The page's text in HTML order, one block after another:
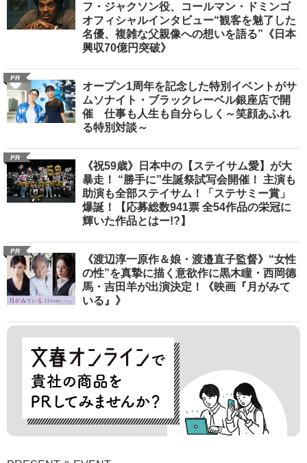
フ・ジャクソン役、コールマン・ドミンゴ
オフィシャルインタビュー“観客を魅了した
名優、複雑な父親像への想いを語る”《日本
興収70億円突破》
PR
オープン1周年を記念した特別イベントがサ
ムソナイト・ブラックレーベル銀座店で開
催 仕事も人生も自分らしく～笑顔あふれ
る特別対談～
PR
《祝59歳》日本中の【ステイサム愛】が大
暴走！ “勝手に”生誕祭試写会開催！ 主演も
助演も全部ステイサム！「ステサミー賞」
爆誕！【応募総数941票 全54作品の栄冠に
輝いた作品とはー!?】
PR
《渡辺淳一原作＆娘・渡邉直子監督》“女性
の性”を真摯に描く意欲作に黒木瞳・西岡德
馬・吉田羊が出演決定！《映画『月がみて
いる』》